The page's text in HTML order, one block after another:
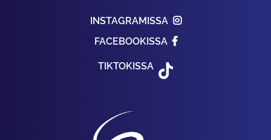
INSTAGRAMISSA
FACEBOOKISSA
TIKTOKISSA